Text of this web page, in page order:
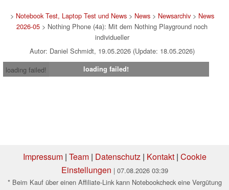
> Notebook Test, Laptop Test und News> News> Newsarchiv> News
2026-05 > Nothing Phone (4a): Mit dem Nothing Playground noch
individueller
Autor: Daniel Schmidt, 19.05.2026 (Update: 18.05.2026)
loading failed!
loading failed!
Impressum| Team| Datenschutz| Kontakt| Cookie
Einstellungen | 07.08.2026 03:39
* Beim Kauf über einen Affiliate-Link kann Notebookcheck eine Vergütung